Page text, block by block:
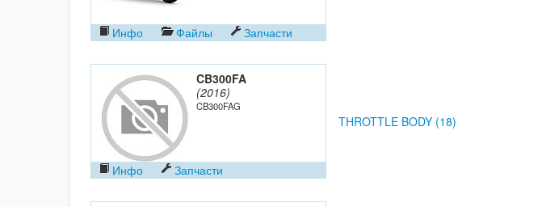
Инфо Файлы Запчасти
CB300FA
(2016)
CB300FAG
Инфо Запчасти
THROTTLE BODY (18)